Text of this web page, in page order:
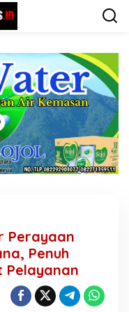
Perayaan
Penuh
Pelayanan